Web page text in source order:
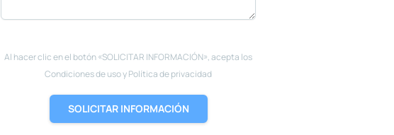
Al hacer clic en el botón «SOLICITAR INFORMACIÓN», acepta los
Condiciones de uso y Política de privacidad
SOLICITAR INFORMACIÓN